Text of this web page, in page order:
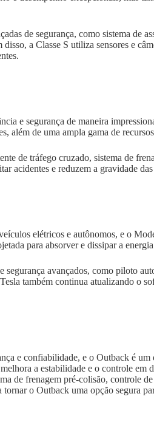
de segurança, como sistema de
a Classe S utiliza sensores e
e segurança de maneira
além de uma ampla gama de
de tráfego cruzado, sistema de
acidentes e reduzem a gravidade
elétricos e autônomos, e o
para absorver e dissipar a
avançados, como piloto
também continua atualizando o
e confiabilidade, e o Outback é
a estabilidade e o controle em
de frenagem pré-colisão, controle
o Outback uma opção segura